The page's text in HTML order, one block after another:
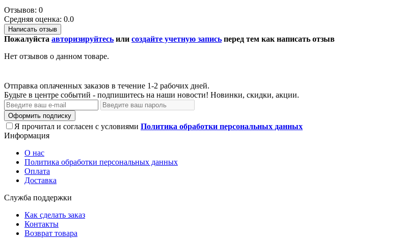
Отзывов: 0
Средняя оценка: 0.0
Написать отзыв
Пожалуйста авторизируйтесь или создайте учетную запись перед тем как написать отзыв
Нет отзывов о данном товаре.
Отправка оплаченных заказов в течение 1-2 рабочих дней.
Будьте в центре событий - подпишитесь на наши новости! Новинки, скидки, акции.
Оформить подписку
Я прочитал и согласен с условиями Политика обработки персональных данных
Информация
О нас
Политика обработки персональных данных
Оплата
Доставка
Служба поддержки
Как сделать заказ
Контакты
Возврат товара